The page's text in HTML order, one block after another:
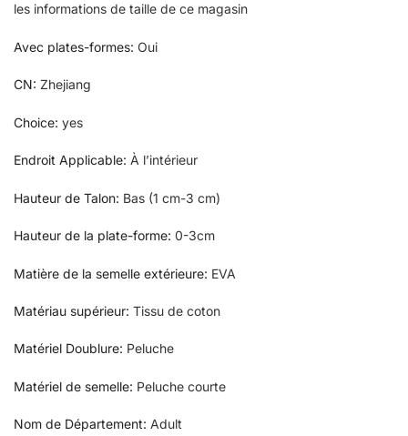
les informations de taille de ce magasin
Avec plates-formes: Oui
CN: Zhejiang
Choice: yes
Endroit Applicable: À l’intérieur
Hauteur de Talon: Bas (1 cm-3 cm)
Hauteur de la plate-forme: 0-3cm
Matière de la semelle extérieure: EVA
Matériau supérieur: Tissu de coton
Matériel Doublure: Peluche
Matériel de semelle: Peluche courte
Nom de Département: Adult